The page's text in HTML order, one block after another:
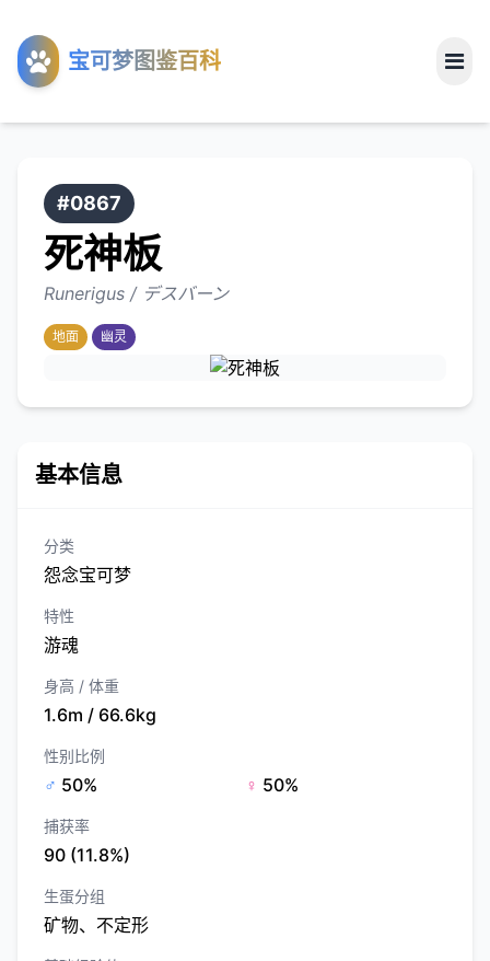
宝可梦图鉴百科
工具
关于
#0867
死神板
Runerigus / デスバーン
地面 幽灵
基本信息
分类
怨念宝可梦
特性
游魂
身高 / 体重
1.6m / 66.6kg
性别比例
♂ 50% ♀ 50%
捕获率
90 (11.8%)
生蛋分组
矿物、不定形